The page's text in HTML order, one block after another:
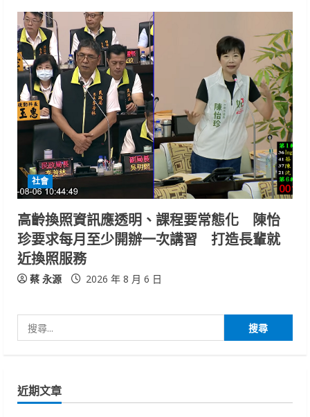
社會
高齡換照資訊應透明、課程要常態化 陳怡
珍要求每月至少開辦一次講習 打造長輩就
近換照服務
蔡 永源 2026 年 8 月 6 日
尋
字:
近期文章